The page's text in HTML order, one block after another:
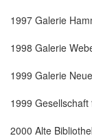
1997 Galerie
1998 Galerie
1999 Galerie
1999
2000 Alte